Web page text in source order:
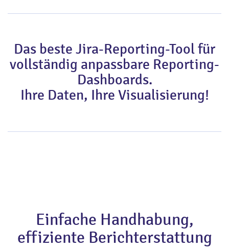
Das beste Jira-Reporting-Tool für
vollständig anpassbare Reporting-
Dashboards.
Ihre Daten, Ihre Visualisierung!
Einfache Handhabung,
effiziente Berichterstattung